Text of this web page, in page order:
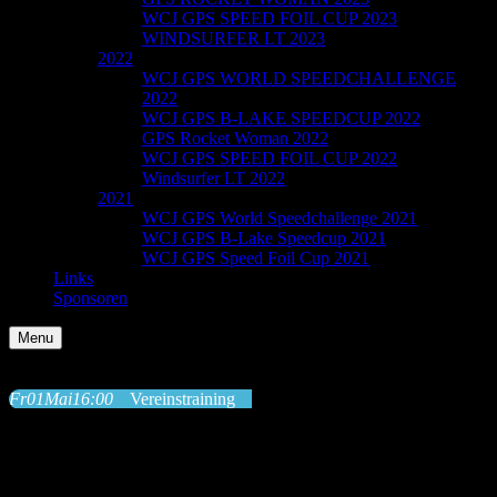
WCJ GPS SPEED FOIL CUP 2023
WINDSURFER LT 2023
2022
WCJ GPS WORLD SPEEDCHALLENGE
2022
WCJ GPS B-LAKE SPEEDCUP 2022
GPS Rocket Woman 2022
WCJ GPS SPEED FOIL CUP 2022
Windsurfer LT 2022
2021
WCJ GPS World Speedchallenge 2021
WCJ GPS B-Lake Speedcup 2021
WCJ GPS Speed Foil Cup 2021
Links
Sponsoren
Menu
Fr01Mai16:00 Vereinstraining